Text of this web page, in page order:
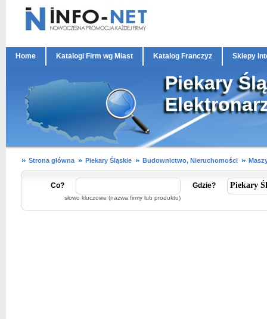
Home Katalogi Firm wg Miast Katalog Franczyz Sklepy
Piekary
Strona główna Piekary Śląskie Budownictwo, Nieruchomości
Co?
słowo kluczowe (nazwa firmy lub produktu)
Gdzie?